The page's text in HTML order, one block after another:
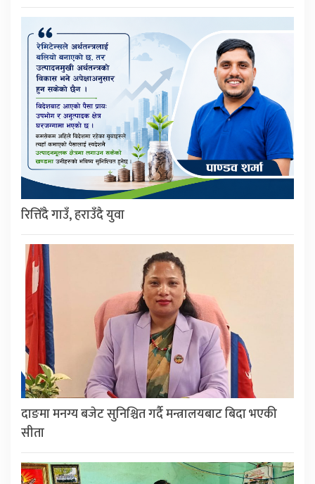
रित्तिँदै गाउँ, हराउँदै युवा
दाङमा मनग्य बजेट सुनिश्चित गर्दै मन्त्रालयबाट बिदा भएकी
सीता